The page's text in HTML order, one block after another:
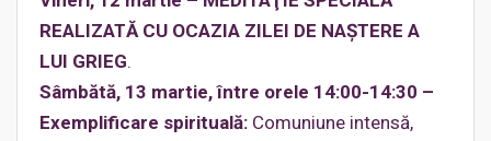
REALIZATĂ CU OCAZIA ZILEI DE NAŞTERE A
LUI GRIEG.
Sâmbătă, 13 martie, între orele 14:00-14:30 –
Exemplificare spirituală: Comuniune intensă,